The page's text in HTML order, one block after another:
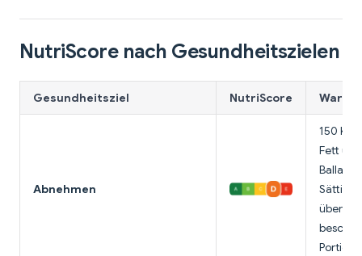
NutriScore nach Gesundheitszielen
Gesundheitsziel NutriScore
Abnehmen
150
Fett
Portion.